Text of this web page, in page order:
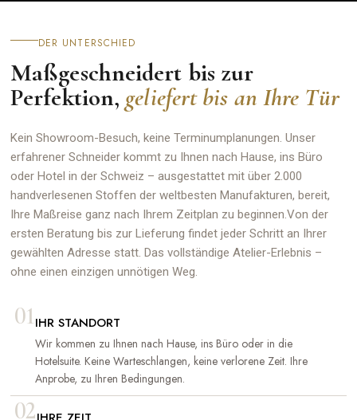
DER UNTERSCHIED
Maßgeschneidert bis zur
Perfektion, geliefert bis an Ihre Tür
Kein Showroom-Besuch, keine Terminumplanungen. Unser
erfahrener Schneider kommt zu Ihnen nach Hause, ins Büro
oder Hotel in der Schweiz – ausgestattet mit über 2.000
handverlesenen Stoffen der weltbesten Manufakturen, bereit,
Ihre Maßreise ganz nach Ihrem Zeitplan zu beginnen.Von der
ersten Beratung bis zur Lieferung findet jeder Schritt an Ihrer
gewählten Adresse statt. Das vollständige Atelier-Erlebnis –
ohne einen einzigen unnötigen Weg.
01IHR STANDORT
Wir kommen zu Ihnen nach Hause, ins Büro oder in die
Hotelsuite. Keine Warteschlangen, keine verlorene Zeit. Ihre
Anprobe, zu Ihren Bedingungen.
02